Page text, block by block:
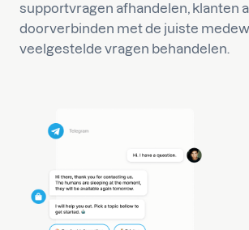
supportvragen afhandelen, klanten
doorverbinden met de juiste
veelgestelde vragen behandelen.